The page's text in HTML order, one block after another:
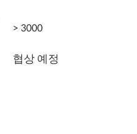
> 3000
협상 예정